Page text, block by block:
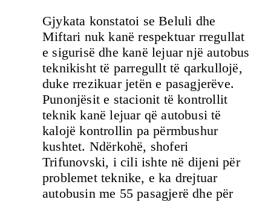
Gjykata konstatoi se Beluli dhe
Miftari nuk kanë respektuar rregullat
e sigurisë dhe kanë lejuar një autobus
teknikisht të parregullt të qarkullojë,
duke rrezikuar jetën e pasagjerëve.
Punonjësit e stacionit të kontrollit
teknik kanë lejuar që autobusi të
kalojë kontrollin pa përmbushur
kushtet. Ndërkohë, shoferi
Trifunovski, i cili ishte në dijeni për
problemet teknike, e ka drejtuar
autobusin me 55 pasagjerë dhe për